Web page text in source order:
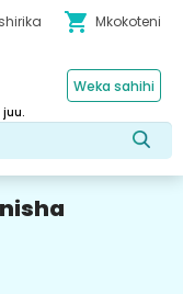
shopping_cart Mkokoteni
Weka sahihi